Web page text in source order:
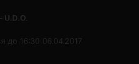
U.D.O.
до 16:30 06.04.2017